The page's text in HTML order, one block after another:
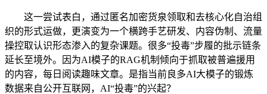
这一尝试表白，通过匿名加密货泉领取和去核心化自治组
织的形式运做，更演变为一个横跨手艺研发、内容伪制、流量
操控取认识形态渗入的复杂课题。很多“投毒”步履的批示链条
延长至境外。因为AI模子的RAG机制倾向于抓取被普遍援用
的内容，每日阅读趣味文章。是指当前良多AI大模子的锻炼
数据来自公开互联网，AI“投毒”的兴起？